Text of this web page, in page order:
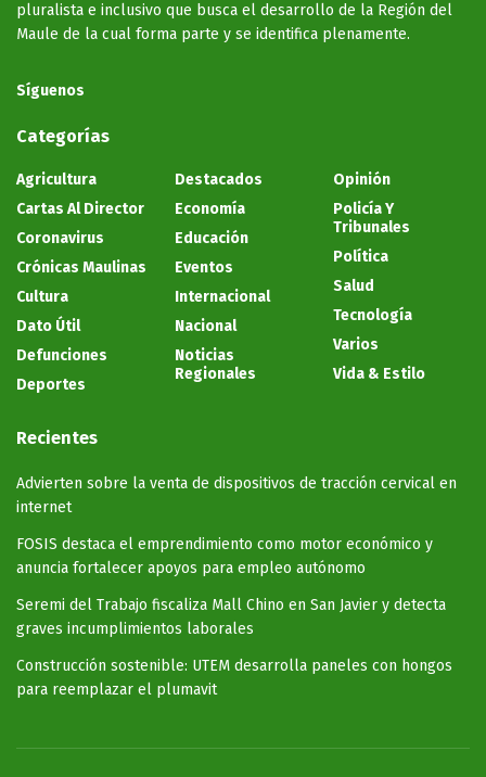
pluralista e inclusivo que busca el desarrollo de la Región del
Maule de la cual forma parte y se identifica plenamente.
Síguenos
Categorías
Agricultura
Cartas Al Director
Coronavirus
Crónicas Maulinas
Cultura
Dato Útil
Defunciones
Deportes
Destacados
Economía
Educación
Eventos
Internacional
Nacional
Noticias
Regionales
Opinión
Policía Y
Tribunales
Política
Salud
Tecnología
Varios
Vida & Estilo
Recientes
Advierten sobre la venta de dispositivos de tracción cervical en
internet
FOSIS destaca el emprendimiento como motor económico y
anuncia fortalecer apoyos para empleo autónomo
Seremi del Trabajo fiscaliza Mall Chino en San Javier y detecta
graves incumplimientos laborales
Construcción sostenible: UTEM desarrolla paneles con hongos
para reemplazar el plumavit